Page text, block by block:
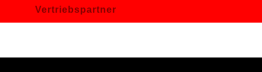
Vertriebspartner